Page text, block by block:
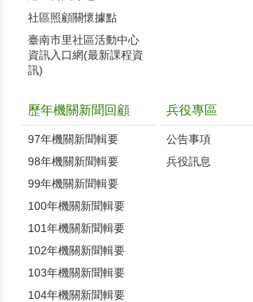
社區照顧關懷據點
臺南市里社區活動中心
資訊入口網(最新課程資
訊)
歷年機關新聞回顧
97年機關新聞輯要
98年機關新聞輯要
99年機關新聞輯要
100年機關新聞輯要
101年機關新聞輯要
102年機關新聞輯要
103年機關新聞輯要
104年機關新聞輯要
兵役專區
公告事項
兵役訊息